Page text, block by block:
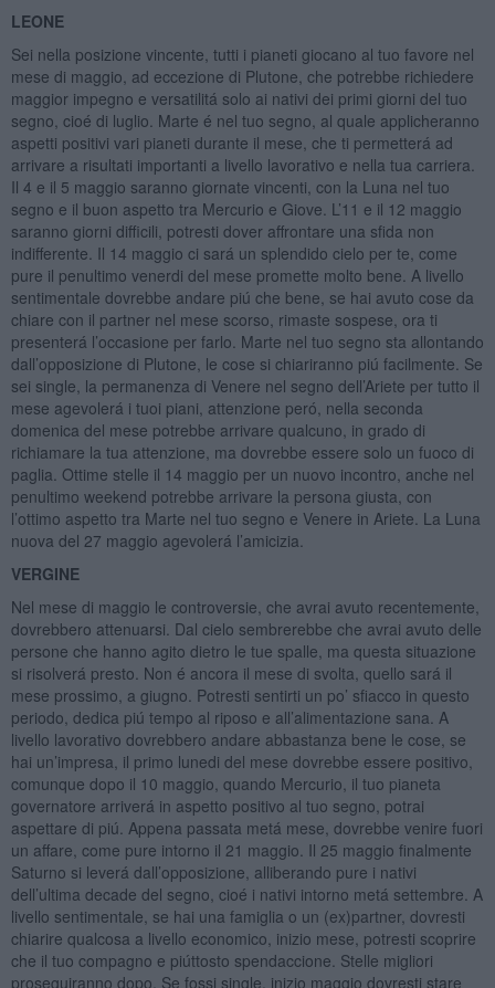
LEONE
Sei nella posizione vincente, tutti i pianeti giocano al tuo favore nel
mese di maggio, ad eccezione di Plutone, che potrebbe richiedere
maggior impegno e versatilitá solo ai nativi dei primi giorni del tuo
segno, cioé di luglio. Marte é nel tuo segno, al quale applicheranno
aspetti positivi vari pianeti durante il mese, che ti permetterá ad
arrivare a risultati importanti a livello lavorativo e nella tua carriera.
Il 4 e il 5 maggio saranno giornate vincenti, con la Luna nel tuo
segno e il buon aspetto tra Mercurio e Giove. L’11 e il 12 maggio
saranno giorni difficili, potresti dover affrontare una sfida non
indifferente. Il 14 maggio ci sará un splendido cielo per te, come
pure il penultimo venerdi del mese promette molto bene. A livello
sentimentale dovrebbe andare piú che bene, se hai avuto cose da
chiare con il partner nel mese scorso, rimaste sospese, ora ti
presenterá l’occasione per farlo. Marte nel tuo segno sta allontando
dall’opposizione di Plutone, le cose si chiariranno piú facilmente. Se
sei single, la permanenza di Venere nel segno dell’Ariete per tutto il
mese agevolerá i tuoi piani, attenzione peró, nella seconda
domenica del mese potrebbe arrivare qualcuno, in grado di
richiamare la tua attenzione, ma dovrebbe essere solo un fuoco di
paglia. Ottime stelle il 14 maggio per un nuovo incontro, anche nel
penultimo weekend potrebbe arrivare la persona giusta, con
l’ottimo aspetto tra Marte nel tuo segno e Venere in Ariete. La Luna
nuova del 27 maggio agevolerá l’amicizia.
VERGINE
Nel mese di maggio le controversie, che avrai avuto recentemente,
dovrebbero attenuarsi. Dal cielo sembrerebbe che avrai avuto delle
persone che hanno agito dietro le tue spalle, ma questa situazione
si risolverá presto. Non é ancora il mese di svolta, quello sará il
mese prossimo, a giugno. Potresti sentirti un po’ sfiacco in questo
periodo, dedica piú tempo al riposo e all’alimentazione sana. A
livello lavorativo dovrebbero andare abbastanza bene le cose, se
hai un’impresa, il primo lunedi del mese dovrebbe essere positivo,
comunque dopo il 10 maggio, quando Mercurio, il tuo pianeta
governatore arriverá in aspetto positivo al tuo segno, potrai
aspettare di piú. Appena passata metá mese, dovrebbe venire fuori
un affare, come pure intorno il 21 maggio. Il 25 maggio finalmente
Saturno si leverá dall’opposizione, alliberando pure i nativi
dell’ultima decade del segno, cioé i nativi intorno metá settembre. A
livello sentimentale, se hai una famiglia o un (ex)partner, dovresti
chiarire qualcosa a livello economico, inizio mese, potresti scoprire
che il tuo compagno e piúttosto spendaccione. Stelle migliori
proseguiranno dopo. Se fossi single, inizio maggio dovresti stare